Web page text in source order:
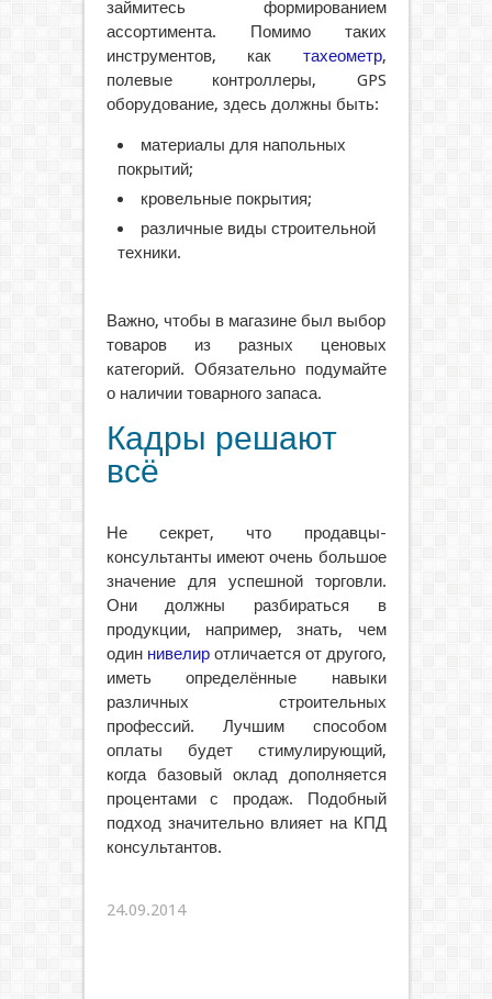
займитесь формированием
ассортимента. Помимо таких
инструментов, как тахеометр,
полевые контроллеры, GPS
оборудование, здесь должны быть:
материалы для напольных
покрытий;
кровельные покрытия;
различные виды строительной
техники.
Важно, чтобы в магазине был выбор
товаров из разных ценовых
категорий. Обязательно подумайте
о наличии товарного запаса.
Кадры решают
всё
Не секрет, что продавцы-
консультанты имеют очень большое
значение для успешной торговли.
Они должны разбираться в
продукции, например, знать, чем
один нивелиротличается от другого,
иметь определённые навыки
различных строительных
профессий. Лучшим способом
оплаты будет стимулирующий,
когда базовый оклад дополняется
процентами с продаж. Подобный
подход значительно влияет на КПД
консультантов.
24.09.2014